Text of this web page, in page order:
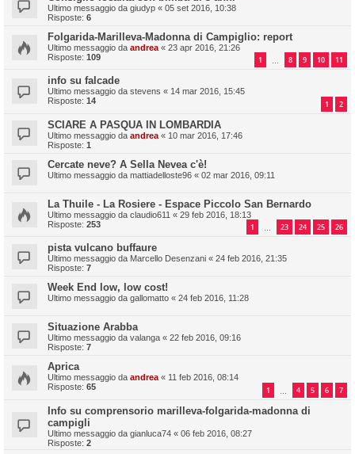
Ultimo messaggio da giudyp « 05 set 2016, 10:38
Risposte: 6
Folgarida-Marilleva-Madonna di Campiglio: report
Ultimo messaggio da andrea « 23 apr 2016, 21:26
Risposte: 109 1 8 9 10 11
info su falcade
Ultimo messaggio da stevens « 14 mar 2016, 15:45
Risposte: 14 1 2
SCIARE A PASQUA IN LOMBARDIA
Ultimo messaggio da andrea « 10 mar 2016, 17:46
Risposte: 1
Cercate neve? A Sella Nevea c'è!
Ultimo messaggio da mattiadelloste96 « 02 mar 2016, 09:11
La Thuile - La Rosiere - Espace Piccolo San Bernardo
Ultimo messaggio da claudio611 « 29 feb 2016, 18:13
Risposte: 253 1 23 24 25 26
pista vulcano buffaure
Ultimo messaggio da Marcello Desenzani « 24 feb 2016, 21:35
Risposte: 7
Week End low, low cost!
Ultimo messaggio da gallomatto « 24 feb 2016, 11:28
Situazione Arabba
Ultimo messaggio da valanga « 22 feb 2016, 09:16
Risposte: 7
Aprica
Ultimo messaggio da andrea« 11 feb 2016, 08:14
Risposte: 65 1 4 5 6 7
Info su comprensorio marilleva-folgarida-madonna di
campigli
Ultimo messaggio da gianluca74 « 06 feb 2016, 08:27
Risposte: 2